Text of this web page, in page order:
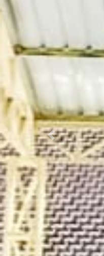
Previous